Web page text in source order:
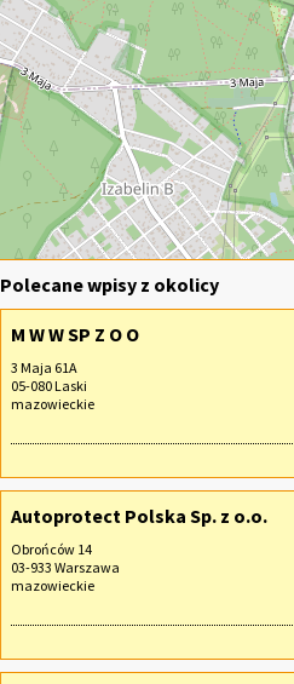
Polecane wpisy z okolicy
M W W SP Z O O
3 Maja 61A
05-080 Laski
mazowieckie
Autoprotect Polska Sp. z o.o.
Obrońców 14
03-933 Warszawa
mazowieckie